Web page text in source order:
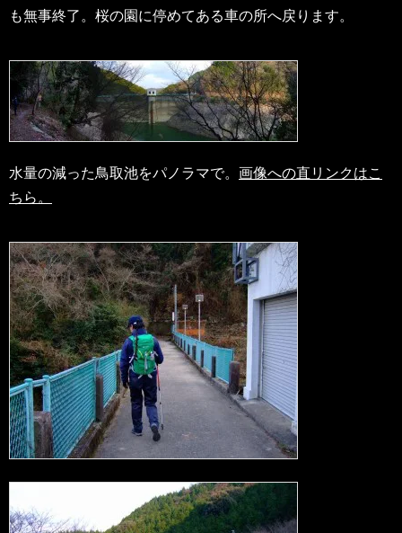
も無事終了。桜の園に停めてある車の所へ戻ります。
水量の減った鳥取池をパノラマで。 画像への直リンクはこ
ちら。